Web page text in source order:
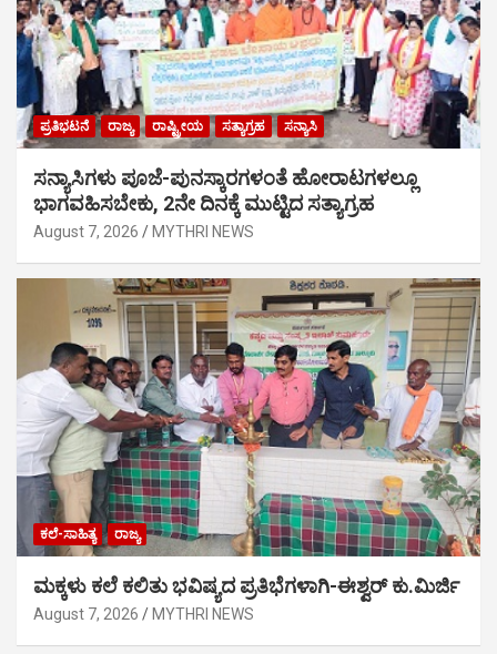
ಪ್ರತಿಭಟನೆ ರಾಜ್ಯ ರಾಷ್ಟ್ರೀಯ ಸತ್ಯಾಗ್ರಹ ಸನ್ಯಾಸಿ
ಸನ್ಯಾಸಿಗಳು ಪೂಜೆ-ಪುನಸ್ಕಾರಗಳಂತೆ ಹೋರಾಟಗಳಲ್ಲೂ
ಭಾಗವಹಿಸಬೇಕು, 2ನೇ ದಿನಕ್ಕೆ ಮುಟ್ಟಿದ ಸತ್ಯಾಗ್ರಹ
August 7, 2026 MYTHRI NEWS
ಕಲೆ-ಸಾಹಿತ್ಯ ರಾಜ್ಯ
ಮಕ್ಕಳು ಕಲೆ ಕಲಿತು ಭವಿಷ್ಯದ ಪ್ರತಿಭೆಗಳಾಗಿ-ಈಶ್ವರ್ ಕು.ಮಿರ್ಜಿ
August 7, 2026 MYTHRI NEWS